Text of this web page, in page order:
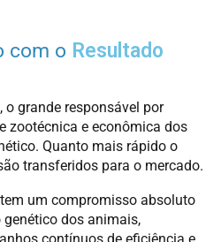
com o Resultado
grande responsável por
zootécnica e econômica dos
Quanto mais rápido o
transferidos para o mercado.
um compromisso absoluto
dos animais,